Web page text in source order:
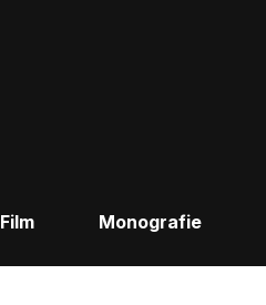
Film Monografie